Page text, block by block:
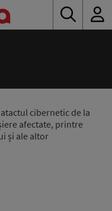
cibernetic de la
afectate, printre
și ale altor